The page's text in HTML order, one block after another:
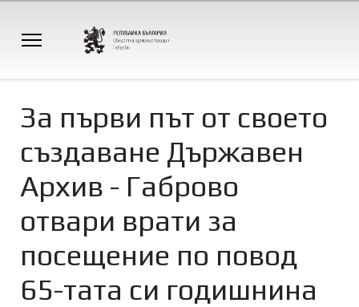
За първи път от своето
създаване Държавен
Архив - Габрово
отвари врати за
посещение по повод
65-тата си годишнина